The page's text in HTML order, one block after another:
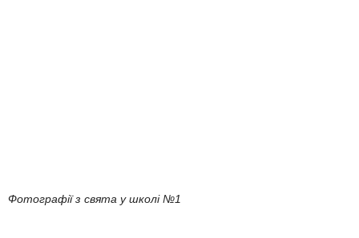
Фотографії з свята у школі №1